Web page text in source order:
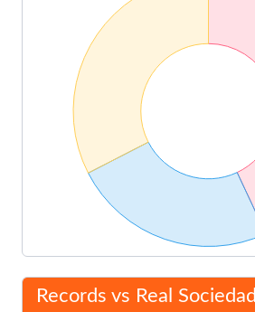
Records vs Real Sociedad